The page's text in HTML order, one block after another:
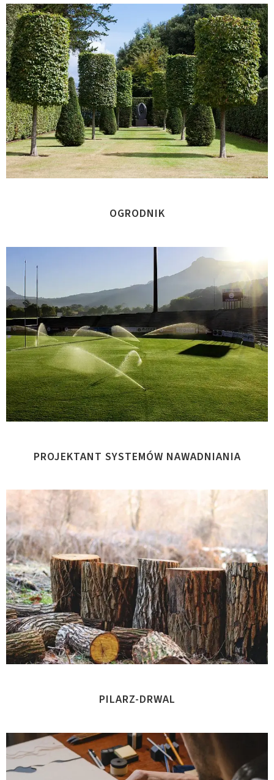
OGRODNIK
PROJEKTANT SYSTEMÓW NAWADNIANIA
PILARZ-DRWAL